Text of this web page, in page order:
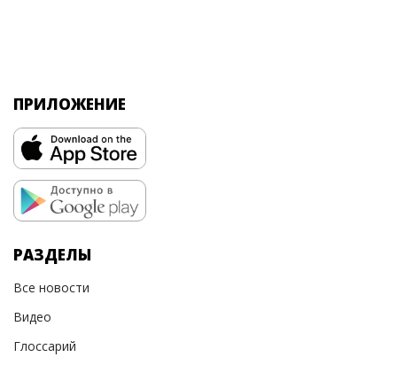
ПРИЛОЖЕНИЕ
РАЗДЕЛЫ
Все новости
Видео
Глоссарий